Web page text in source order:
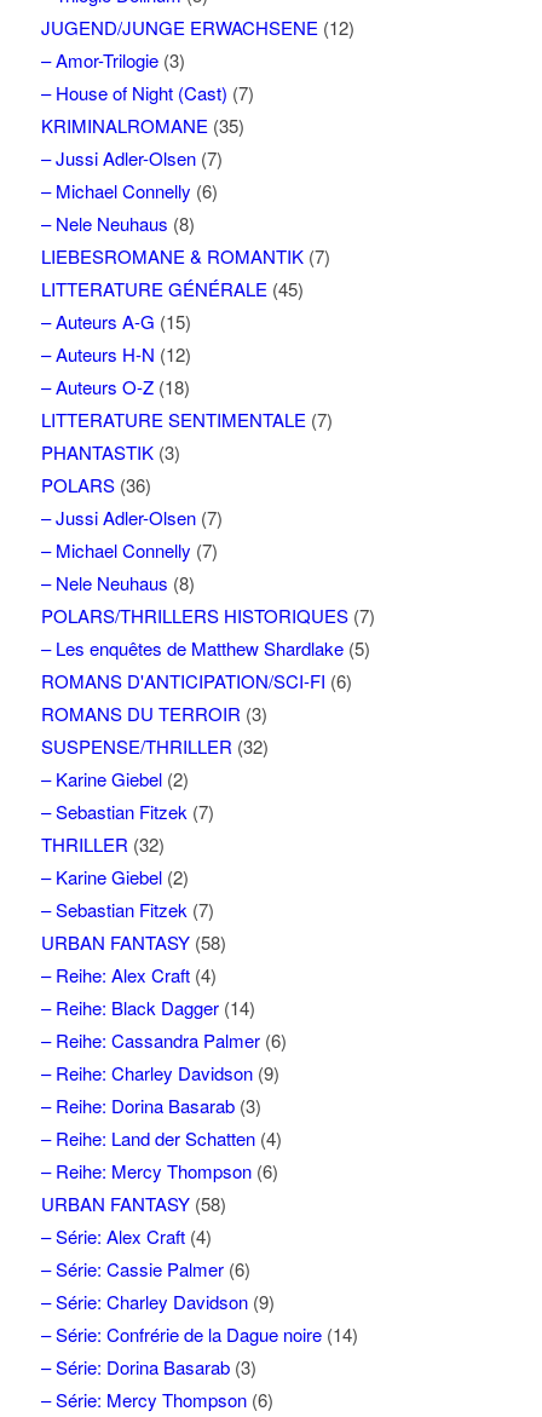
JUGEND/JUNGE ERWACHSENE (12)
– Amor-Trilogie(3)
– House of Night (Cast) (7)
KRIMINALROMANE (35)
– Jussi Adler-Olsen(7)
– Michael Connelly (6)
– Nele Neuhaus (8)
LIEBESROMANE & ROMANTIK(7)
LITTERATURE GÉNÉRALE (45)
– Auteurs A-G (15)
– Auteurs H-N (12)
– Auteurs O-Z(18)
LITTERATURE SENTIMENTALE (7)
PHANTASTIK(3)
POLARS(36)
– Jussi Adler-Olsen(7)
– Michael Connelly (7)
– Nele Neuhaus (8)
POLARS/THRILLERS HISTORIQUES(7)
– Les enquêtes de Matthew Shardlake(5)
ROMANS D'ANTICIPATION/SCI-FI (6)
ROMANS DU TERROIR (3)
SUSPENSE/THRILLER (32)
– Karine Giebel(2)
– Sebastian Fitzek (7)
THRILLER (32)
– Karine Giebel(2)
– Sebastian Fitzek (7)
URBAN FANTASY(58)
– Reihe: Alex Craft(4)
– Reihe: Black Dagger(14)
– Reihe: Cassandra Palmer(6)
– Reihe: Charley Davidson(9)
– Reihe: Dorina Basarab(3)
– Reihe: Land der Schatten(4)
– Reihe: Mercy Thompson(6)
URBAN FANTASY(58)
– Série: Alex Craft(4)
– Série: Cassie Palmer(6)
– Série: Charley Davidson(9)
– Série: Confrérie de la Dague noire(14)
– Série: Dorina Basarab(3)
– Série: Mercy Thompson(6)